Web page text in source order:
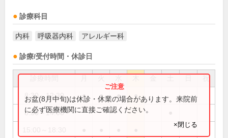
診療科目
内科 呼吸器内科 アレルギー科
診療/受付時間・休診日
祝
8:30～12:30 ● ● ● ●
8:30～14:00
お盆(8月中旬)は休診・休業の場合があります。来院前
に必ず医療機関に直接ご確認ください。
×閉じる